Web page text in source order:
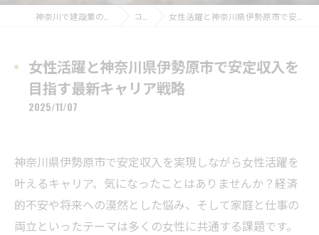
コラム 女性活躍と神奈川県伊勢原市で安定収入を目指す最新キャリア戦略
女性活躍と神奈川県伊勢原市で安定収入を
目指す最新キャリア戦略
2025/11/07
神奈川県伊勢原市で安定収入を実現しながら女性活躍を
叶えるキャリア、気になったことはありませんか？経済
的不安や将来への漠然とした悩み、そして家庭と仕事の
両立といったテーマは多くの女性に共通する課題です。